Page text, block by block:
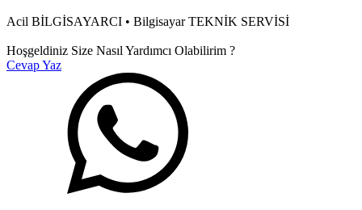
Acil BİLGİSAYARCI • Bilgisayar TEKNİK SERVİSİ
Hoşgeldiniz Size Nasıl Yardımcı Olabilirim ?
Cevap Yaz